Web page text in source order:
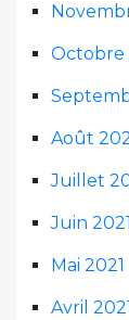
Octobre
Août
Juillet
Juin 2021
Mai 2021
Avril 2021